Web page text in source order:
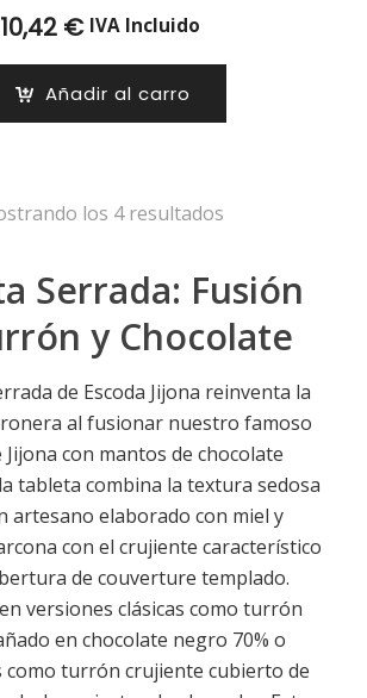
Serrada: Fusión
y Chocolate
de Escoda Jijona reinventa la
al fusionar nuestro famoso
con mantos de chocolate
tableta combina la textura sedosa
artesano elaborado con miel y
con el crujiente característico
de couverture templado.
versiones clásicas como turrón
en chocolate negro 70% o
como turrón crujiente cubierto de
10,42 € IVA Incluido
Añadir al carro
los 4 resultados